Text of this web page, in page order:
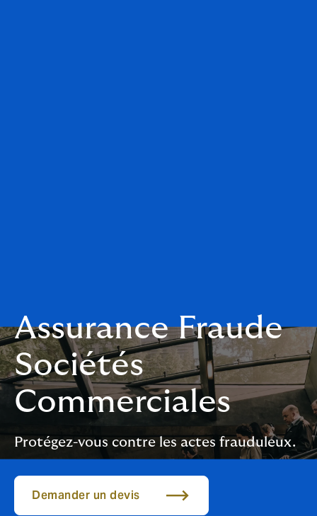
Assurance Fraude
Sociétés
Commerciales
Protégez-vous contre les actes frauduleux.
Demander un devis